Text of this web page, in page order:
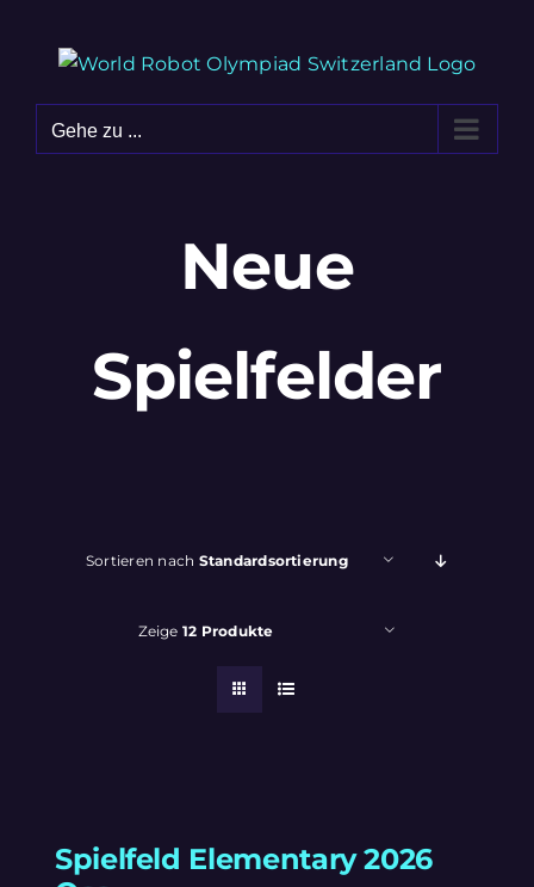
Gehe zu ...
Neue
Spielfelder
Sortieren nach Standardsortierung
Zeige 12 Produkte
Spielfeld Elementary 2026